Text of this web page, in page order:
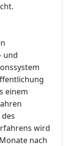
und
einem
wird
nach